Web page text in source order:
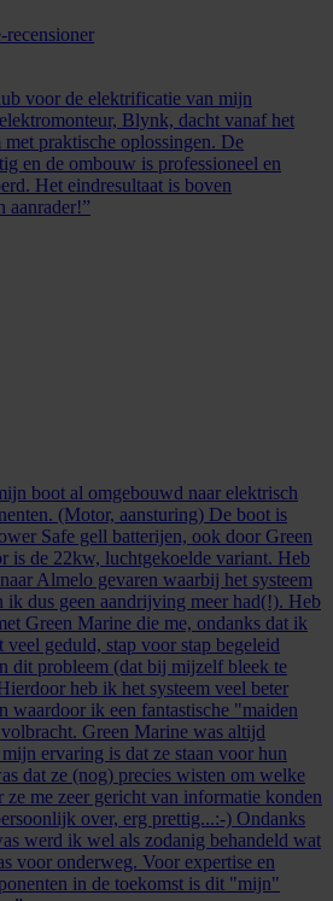
voor de elektrificatie van mijn
Blynk, dacht vanaf het
praktische oplossingen. De
en de ombouw is professioneel en
Het eindresultaat is boven
aanrader!”
boot al omgebouwd naar elektrisch
(Motor, aansturing) De boot is
Safe gell batterijen, ook door Green
is de 22kw, luchtgekoelde variant. Heb
Almelo gevaren waarbij het systeem
ik dus geen aandrijving meer had(!). Heb
Green Marine die me, ondanks dat ik
veel geduld, stap voor stap begeleid
dit probleem (dat bij mijzelf bleek te
heb ik het systeem veel beter
waardoor ik een fantastische "maiden
Green Marine was altijd
ervaring is dat ze staan voor hun
dat ze (nog) precies wisten om welke
me zeer gericht van informatie konden
over, erg prettig...:-) Ondanks
werd ik wel als zodanig behandeld wat
voor onderweg. Voor expertise en
in de toekomst is dit "mijn"